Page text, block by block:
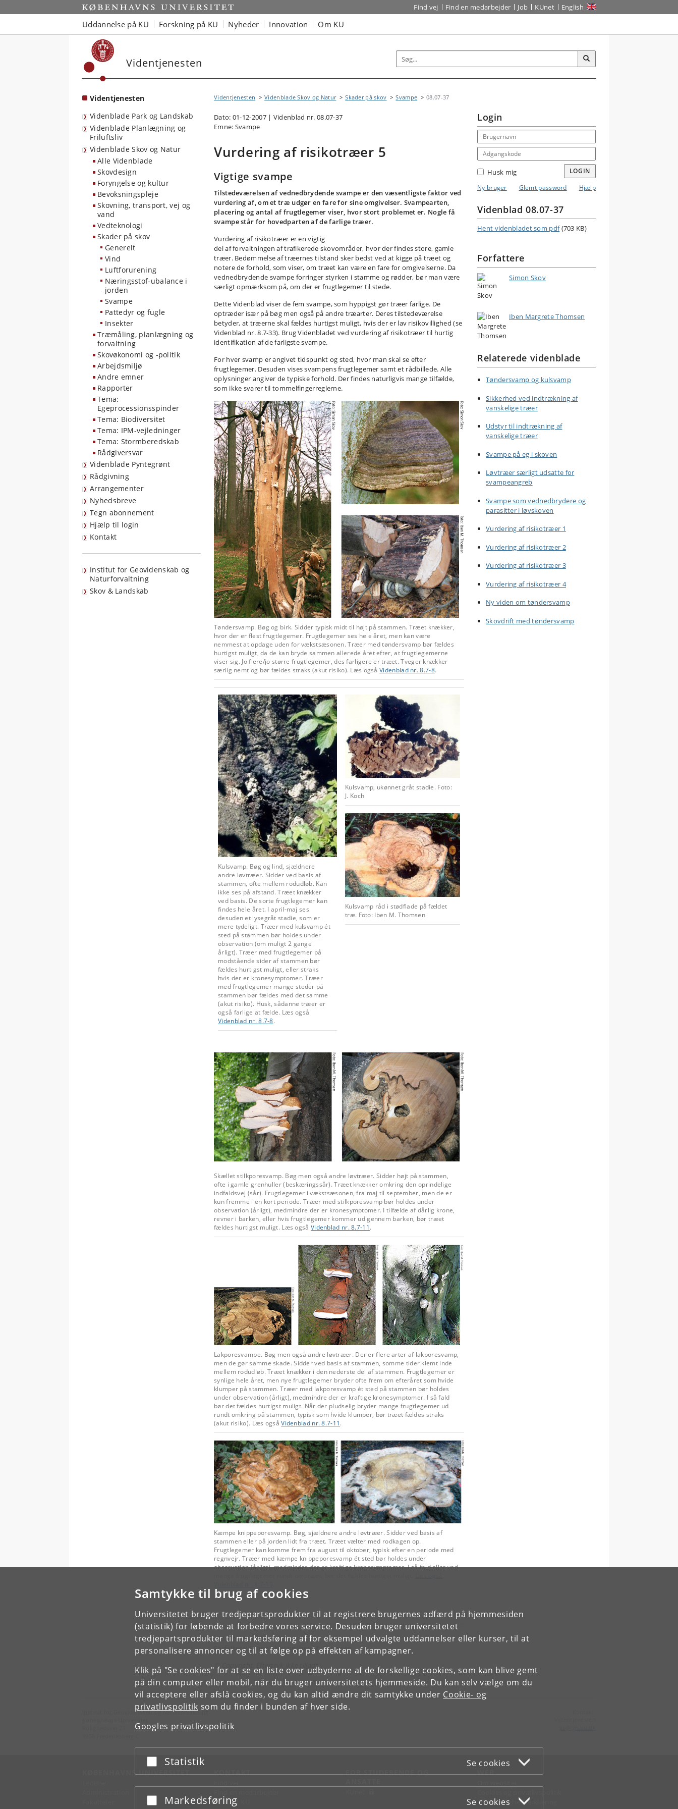
Samtykke til brug af cookies
Universitetet bruger tredjepartsprodukter til at registrere brugernes adfærd på hjemmesiden
(statistik) for løbende at forbedre vores service. Desuden bruger universitetet
tredjepartsprodukter til markedsføring af for eksempel udvalgte uddannelser eller kurser, til at
personalisere annoncer og til at følge op på effekten af kampagner.
Klik på "Se cookies" for at se en liste over udbyderne af de forskellige cookies, som kan blive gemt
på din computer eller mobil, når du bruger universitetets hjemmeside. Du kan selv vælge om du
vil acceptere eller afslå cookies, og du kan altid ændre dit samtykke under Cookie- og
privatlivspolitik som du finder i bunden af hver side.
Googles privatlivspolitik
Acceptér eller afslå
Statistik Se cookies
Acceptér eller afslå
Markedsføring Se cookies
Start Find vej Find en medarbejder Job KUnet English
Uddannelse på KU Forskning på KU Nyheder Innovation Om KU
Videntjenesten
Videntjenesten
Videnblade Park og Landskab
Videnblade Planlægning og
Friluftsliv
Videnblade Skov og Natur
Alle Videnblade
Skovdesign
Foryngelse og kultur
Bevoksningspleje
Skovning, transport, vej og
vand
Vedteknologi
Skader på skov
Generelt
Vind
Luftforurening
Næringsstof-ubalance i
jorden
Svampe
Pattedyr og fugle
Insekter
Træmåling, planlægning og
forvaltning
Skovøkonomi og -politik
Arbejdsmiljø
Andre emner
Rapporter
Tema:
Egeprocessionsspinder
Tema: Biodiversitet
Tema: IPM-vejledninger
Tema: Stormberedskab
Rådgiversvar
Videnblade Pyntegrønt
Rådgivning
Arrangementer
Nyhedsbreve
Tegn abonnement
Hjælp til login
Kontakt
Institut for Geovidenskab og
Naturforvaltning
Skov & Landskab
Videntjenesten Videnblade Skov og Natur Skader på skov Svampe 08.07-37
Dato: 01-12-2007 | Videnblad nr. 08.07-37
Emne: Svampe
Vurdering af risikotræer 5
Vigtige svampe
Tilstedeværelsen af vednedbrydende svampe er den væsentligste faktor ved
vurdering af, om et træ udgør en fare for sine omgivelser. Svampearten,
placering og antal af frugtlegemer viser, hvor stort problemet er. Nogle få
svampe står for hovedparten af de farlige træer.
Vurdering af risikotræer er en vigtig
del af forvaltningen af trafikerede skovområder, hvor der findes store, gamle
træer. Bedømmelse af træernes tilstand sker bedst ved at kigge på træet og
notere de forhold, som viser, om træet kan være en fare for omgivelserne. Da
vednedbrydende svampe forringer styrken i stamme og rødder, bør man være
særligt opmærksom på, om der er frugtlegemer til stede.
Dette Videnblad viser de fem svampe, som hyppigst gør træer farlige. De
optræder især på bøg men også på andre træarter. Deres tilstedeværelse
betyder, at træerne skal fældes hurtigst muligt, hvis der er lav risikovillighed (se
Videnblad nr. 8.7-33). Brug Videnbladet ved vurdering af risikotræer til hurtig
identifikation af de farligste svampe.
For hver svamp er angivet tidspunkt og sted, hvor man skal se efter
frugtlegemer. Desuden vises svampens frugtlegemer samt et rådbillede. Alle
oplysninger angiver de typiske forhold. Der findes naturligvis mange tilfælde,
som ikke svarer til tommelfingerreglerne.
Tøndersvamp. Bøg og birk. Sidder typisk midt til højt på stammen. Træet knækker,
hvor der er flest frugtlegemer. Frugtlegemer ses hele året, men kan være
nemmest at opdage uden for vækstsæsonen. Træer med tøndersvamp bør fældes
hurtigst muligt, da de kan bryde sammen allerede året efter, at frugtlegemerne
viser sig. Jo flere/jo større frugtlegemer, des farligere er træet. Tveger knækker
særlig nemt og bør fældes straks (akut risiko). Læs ogsåVidenblad nr. 8.7-8.
Kulsvamp. Bøg og lind, sjældnere
andre løvtræer. Sidder ved basis af
stammen, ofte mellem rodudløb. Kan
ikke ses på afstand. Træet knækker
ved basis. De sorte frugtlegemer kan
findes hele året. I april-maj ses
desuden et lysegråt stadie, som er
mere tydeligt. Træer med kulsvamp ét
sted på stammen bør holdes under
observation (om muligt 2 gange
årligt). Træer med frugtlegemer på
modstående sider af stammen bør
fældes hurtigst muligt, eller straks
hvis der er kronesymptomer. Træer
med frugtlegemer mange steder på
stammen bør fældes med det samme
(akut risiko). Husk, sådanne træer er
også farlige at fælde. Læs også
Videnblad nr. 8.7-8.
Kulsvamp, ukønnet gråt stadie. Foto:
J. Koch
Kulsvamp råd i stødflade på fældet
træ. Foto: Iben M. Thomsen
Skællet stilkporesvamp. Bøg men også andre løvtræer. Sidder højt på stammen,
ofte i gamle grenhuller (beskæringssår). Træet knækker omkring den oprindelige
indfaldsvej (sår). Frugtlegemer i vækstsæsonen, fra maj til september, men de er
kun fremme i en kort periode. Træer med stilkporesvamp bør holdes under
observation (årligt), medmindre der er kronesymptomer. I tilfælde af dårlig krone,
revner i barken, eller hvis frugtlegemer kommer ud gennem barken, bør træet
fældes hurtigst muligt. Læs også Videnblad nr. 8.7-11.
Lakporesvampe. Bøg men også andre løvtræer. Der er flere arter af lakporesvamp,
men de gør samme skade. Sidder ved basis af stammen, somme tider klemt inde
mellem rodudløb. Træet knækker i den nederste del af stammen. Frugtlegemer er
synlige hele året, men nye frugtlegemer bryder ofte frem om efteråret som hvide
klumper på stammen. Træer med lakporesvamp ét sted på stammen bør holdes
under observation (årligt), medmindre der er kraftige kronesymptomer. I så fald
bør det fældes hurtigst muligt. Når der pludselig bryder mange frugtlegemer ud
rundt omkring på stammen, typisk som hvide klumper, bør træet fældes straks
(akut risiko). Læs ogsåVidenblad nr. 8.7-11.
Kæmpe knippeporesvamp. Bøg, sjældnere andre løvtræer. Sidder ved basis af
stammen eller på jorden lidt fra træet. Træet vælter med rodkagen op.
Frugtlegemer kan komme frem fra august til oktober, typisk efter en periode med
regnvejr. Træer med kæmpe knippeporesvamp ét sted bør holdes under
observation (årligt), medmindre der er kraftige kronesymptomer. I så fald eller ved
Videnblad nr.: 08.07-37
Forfattere: Simon Skov og Iben M. Thomsen
© Copyright. Eftertryk ikke tilladt
Login
Email address
Adgangskode
Husk mig
LOGIN
Ny bruger
Glemt password Hjælp
Videnblad 08.07-37
Hent videnbladet som pdf (703 KB)
Forfattere
Simon Skov
Iben Margrete Thomsen
Relaterede videnblade
Tøndersvamp og kulsvamp
Sikkerhed ved indtrækning af
vanskelige træer
Udstyr til indtrækning af
vanskelige træer
Svampe på eg i skoven
Løvtræer særligt udsatte for
svampeangreb
Svampe som vednedbrydere og
parasitter i løvskoven
Vurdering af risikotræer 1
Vurdering af risikotræer 2
Vurdering af risikotræer 3
Vurdering af risikotræer 4
Ny viden om tøndersvamp
Skovdrift med tøndersvamp
Institut for Geovidenskab og Naturforvaltning
KØBENHAVNS UNIVERSITET KONTAKT
Kontakt KU
FOR STUDERENDE OG
WEB
Tilgængelighedserklæring